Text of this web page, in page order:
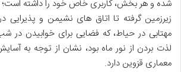
شده و هر بخش، کاربری خاص خود را داشته است؛ از
زیرزمین گرفته تا اتاق های نشیمن و
مهتابی در حیاط، که فضایی برای خوابیدن در
لذت بردن از نور ماه بود، نشان از توجه به
معماری قزوین دارد.